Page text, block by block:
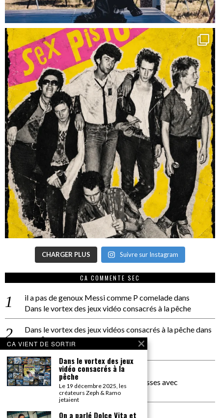
CHARGER PLUS Suivre sur Instagram
CA COMMENTE SEC
il a pas de genoux Messi comme P comeladedans
Dans le vortex des jeux vidéo consacrés à la pêche
Dans le vortex des jeux vidéos consacrés à la pêchedans
PACÔME THIELLEMENT
La séance d’Hip Gnose
La Patrie
dans
On a parlé Dolce Vita et lutte des classes avec
Bernardino Femminielli
carte noire negra à l'o tiededans
CA VIENT DE SORTIR
Dans le vortex des jeux
vidéo consacrés à la
pêche
Le 19 décembre 2025, les
créateurs Zeph & Ramo
jetaient
On a parlé Dolce Vita et